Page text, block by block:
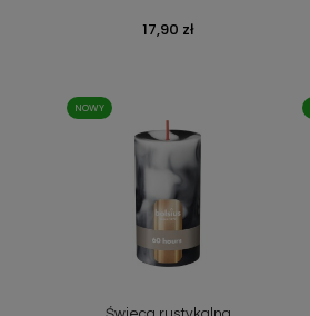
Cena
17,90 zł
NOWY